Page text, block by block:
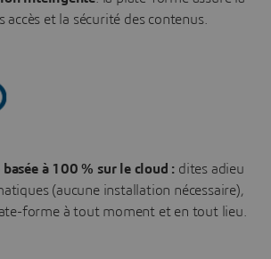
accès et la sécurité des contenus.
à 100 % sur le cloud : dites adieu
(aucune installation nécessaire),
forme à tout moment et en tout lieu.